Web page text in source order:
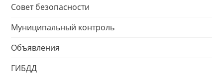
Совет безопасности
Муниципальный контроль
Объявления
ГИБДД